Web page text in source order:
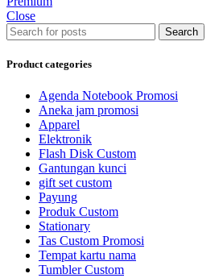
Close
Search
Product categories
Agenda Notebook Promosi
Aneka jam promosi
Apparel
Elektronik
Flash Disk Custom
Gantungan kunci
gift set custom
Payung
Produk Custom
Stationary
Tas Custom Promosi
Tempat kartu nama
Tumbler Custom